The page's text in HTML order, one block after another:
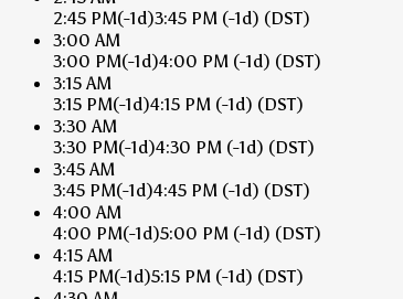
2:45 PM(-1d)3:45 PM (-1d) (DST)
3:00 AM
3:00 PM(-1d)4:00 PM (-1d) (DST)
3:15 AM
3:15 PM(-1d)4:15 PM (-1d) (DST)
3:30 AM
3:30 PM(-1d)4:30 PM (-1d) (DST)
3:45 AM
3:45 PM(-1d)4:45 PM (-1d) (DST)
4:00 AM
4:00 PM(-1d)5:00 PM (-1d) (DST)
4:15 AM
4:15 PM(-1d)5:15 PM (-1d) (DST)